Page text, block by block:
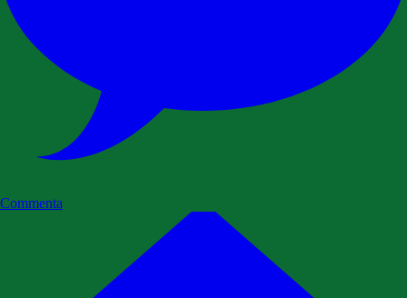
Commenta